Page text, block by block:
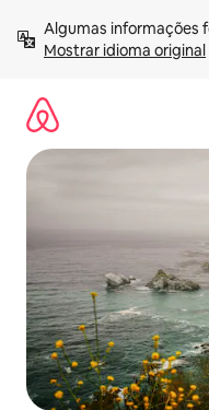
para
Mostrar idioma original